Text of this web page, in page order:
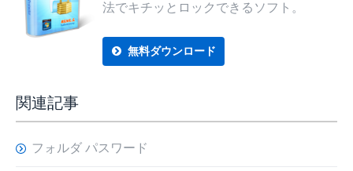
法でキチッとロックできるソフト。
無料ダウンロード
関連記事
フォルダ パスワード